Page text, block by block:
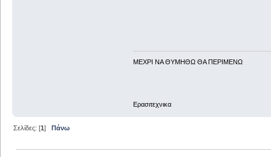
ΜΕΧΡΙ ΝΑ ΘΥΜHΘΩ ΘΑ ΠΕΡΙΜΕΝΩ
Ερασιτεχνικα
Σελίδες: [1] Πάνω